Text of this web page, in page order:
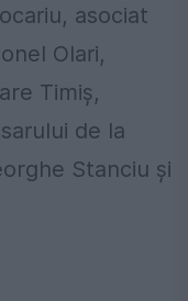
asociat
Olari,
Timiş,
de la
Stanciu şi